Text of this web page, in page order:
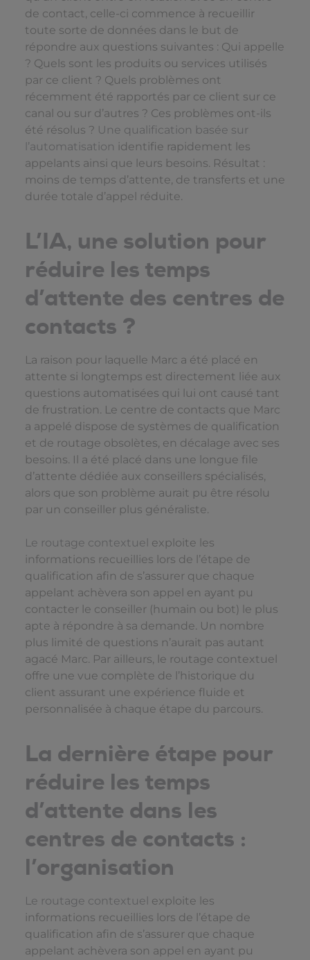
de contact, celle-ci commence à recueillir
toute sorte de données dans le but de
répondre aux questions suivantes : Qui appelle
? Quels sont les produits ou services utilisés
par ce client ? Quels problèmes ont
récemment été rapportés par ce client sur ce
canal ou sur d’autres ? Ces problèmes ont-ils
été résolus ? Une qualification basée sur
l’automatisation identifie rapidement les
appelants ainsi que leurs besoins. Résultat :
moins de temps d’attente, de transferts et une
durée totale d’appel réduite.
L’IA, une solution pour
réduire les temps
d’attente des centres de
contacts ?
La raison pour laquelle Marc a été placé en
attente si longtemps est directement liée aux
questions automatisées qui lui ont causé tant
de frustration. Le centre de contacts que Marc
a appelé dispose de systèmes de qualification
et de routage obsolètes, en décalage avec ses
besoins. Il a été placé dans une longue file
d’attente dédiée aux conseillers spécialisés,
alors que son problème aurait pu être résolu
par un conseiller plus généraliste.
Le routage contextuel exploite les
informations recueillies lors de l’étape de
qualification afin de s’assurer que chaque
appelant achèvera son appel en ayant pu
contacter le conseiller (humain ou bot) le plus
apte à répondre à sa demande. Un nombre
plus limité de questions n’aurait pas autant
agacé Marc. Par ailleurs, le routage contextuel
offre une vue complète de l’historique du
client assurant une expérience fluide et
personnalisée à chaque étape du parcours.
La dernière étape pour
réduire les temps
d’attente dans les
centres de contacts :
l’organisation
Le routage contextuel exploite les
informations recueillies lors de l’étape de
qualification afin de s’assurer que chaque
appelant achèvera son appel en ayant pu